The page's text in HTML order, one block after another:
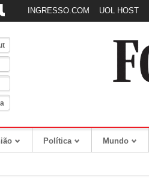
INGRESSO.COM UOL HOST
Política Mundo